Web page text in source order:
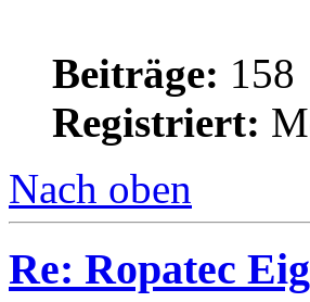
Beiträge: 158
Registriert:
Nach oben
Re: Ropatec